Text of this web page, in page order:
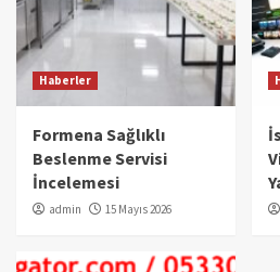
Haberler
Formena Sağlıklı
Beslenme Servisi
İncelemesi
admin 15 Mayıs 2026